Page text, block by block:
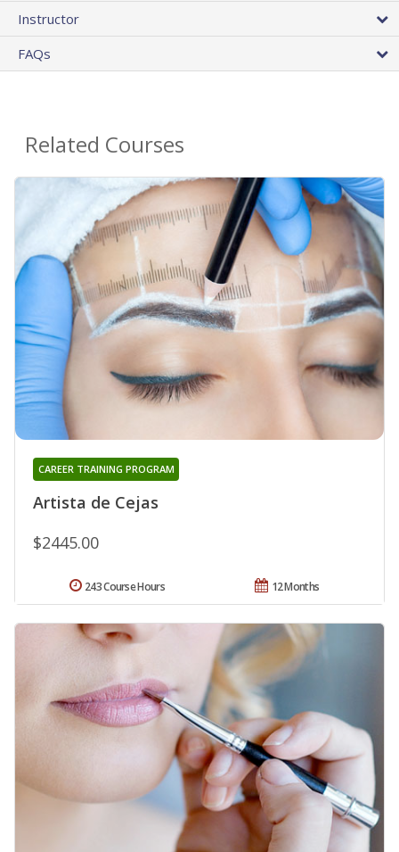
Instructor
FAQs
Related Courses
Artista de Cejas
CAREER TRAINING PROGRAM
$2445.00
12 Months
243 Course Hours